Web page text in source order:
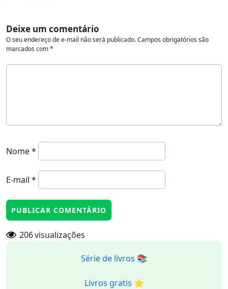
Deixe um comentário
O seu endereço de e-mail não será publicado.Campos obrigatórios são
marcados com*
Nome*
E-mail *
206visualizações
Série de livros 📚
Livros gratis ⭐️